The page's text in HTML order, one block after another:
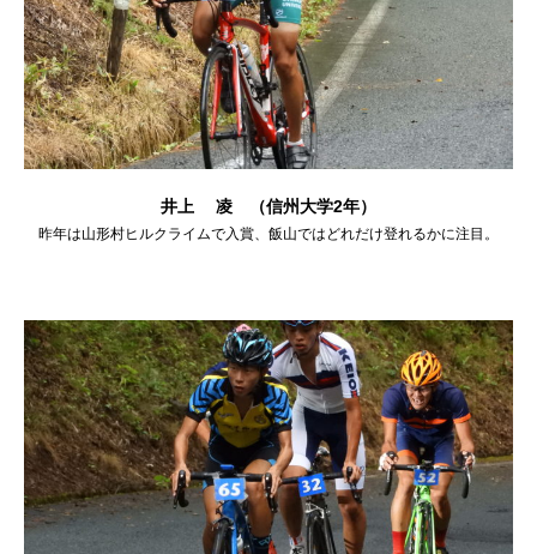
井上 凌 （信州大学2年）
昨年は山形村ヒルクライムで入賞、飯山ではどれだけ登れるかに注目。